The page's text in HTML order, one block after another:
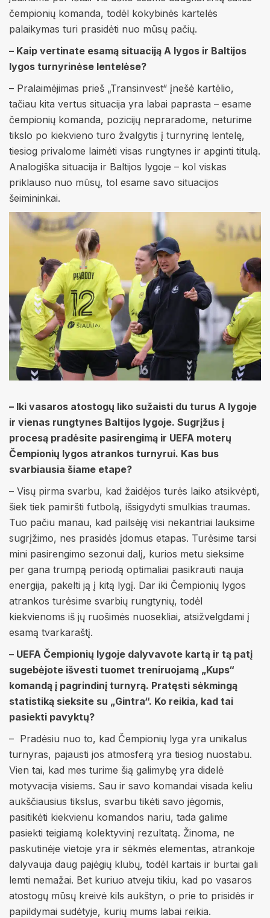
čempionių komanda, todėl kokybinės kartelės
palaikymas turi prasidėti nuo mūsų pačių.
– Kaip vertinate esamą situaciją A lygos ir Baltijos
lygos turnyrinėse lentelėse?
– Pralaimėjimas prieš „Transinvest“ įnešė kartėlio,
tačiau kita vertus situacija yra labai paprasta – esame
čempionių komanda, pozicijų nepraradome, neturime
tikslo po kiekvieno turo žvalgytis į turnyrinę lentelę,
tiesiog privalome laimėti visas rungtynes ir apginti titulą.
Analogiška situacija ir Baltijos lygoje – kol viskas
priklauso nuo mūsų, tol esame savo situacijos
šeimininkai.
– Iki vasaros atostogų liko sužaisti du turus A lygoje
ir vienas rungtynes Baltijos lygoje. Sugrįžus į
procesą pradėsite pasirengimą ir UEFA moterų
Čempionių lygos atrankos turnyrui. Kas bus
svarbiausia šiame etape?
– Visų pirma svarbu, kad žaidėjos turės laiko atsikvėpti,
šiek tiek pamiršti futbolą, išsigydyti smulkias traumas.
Tuo pačiu manau, kad pailsėję visi nekantriai lauksime
sugrįžimo, nes prasidės įdomus etapas. Turėsime tarsi
mini pasirengimo sezonui dalį, kurios metu sieksime
per gana trumpą periodą optimaliai pasikrauti nauja
energija, pakelti ją į kitą lygį. Dar iki Čempionių lygos
atrankos turėsime svarbių rungtynių, todėl
kiekvienoms iš jų ruošimės nuosekliai, atsižvelgdami į
esamą tvarkaraštį.
– UEFA Čempionių lygoje dalyvavote kartą ir tą patį
sugebėjote išvesti tuomet treniruojamą „Kups“
komandą į pagrindinį turnyrą. Pratęsti sėkmingą
statistiką sieksite su „Gintra“. Ko reikia, kad tai
pasiekti pavyktų?
– Pradėsiu nuo to, kad Čempionių lyga yra unikalus
turnyras, pajausti jos atmosferą yra tiesiog nuostabu.
Vien tai, kad mes turime šią galimybę yra didelė
motyvacija visiems. Sau ir savo komandai visada keliu
aukščiausius tikslus, svarbu tikėti savo jėgomis,
pasitikėti kiekvienu komandos nariu, tada galime
pasiekti teigiamą kolektyvinį rezultatą. Žinoma, ne
paskutinėje vietoje yra ir sėkmės elementas, atrankoje
dalyvauja daug pajėgių klubų, todėl kartais ir burtai gali
lemti nemažai. Bet kuriuo atveju tikiu, kad po vasaros
atostogų mūsų kreivė kils aukštyn, o prie to prisidės ir
papildymai sudėtyje, kurių mums labai reikia.